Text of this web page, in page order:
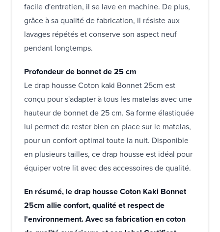
facile d'entretien, il se lave en machine. De plus,
grâce à sa qualité de fabrication, il résiste aux
lavages répétés et conserve son aspect neuf
pendant longtemps.
Profondeur de bonnet de 25 cm
Le drap housse Coton kaki Bonnet 25cm est
conçu pour s'adapter à tous les matelas avec une
hauteur de bonnet de 25 cm. Sa forme élastiquée
lui permet de rester bien en place sur le matelas,
pour un confort optimal toute la nuit. Disponible
en plusieurs tailles, ce drap housse est idéal pour
équiper votre lit avec des accessoires de qualité.
En résumé, le drap housse Coton Kaki Bonnet
25cm allie confort, qualité et respect de
l'environnement. Avec sa fabrication en coton